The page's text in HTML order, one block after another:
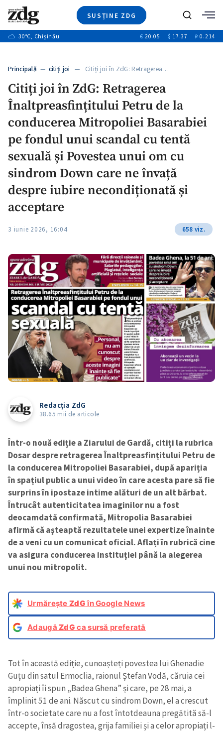
SUSȚINE ZDG
Ştiri
+7
Special
+1
+1
Blog
ZdGust
Caută
30°C, Chișinău € 20.05 $ 17.37 ₽ 0.214
Principală — citiți joi — Citiți joi în ZdG: Retragerea…
Citiți joi în ZdG: Retragerea
Înaltpreasfințitului Petru de la
conducerea Mitropoliei Basarabiei
pe fondul unui scandal cu tentă
sexuală și Povestea unui om cu
sindrom Down care ne învață
despre iubire necondiționată și
acceptare
3 iunie 2026, 16:04 658 viz.
Redacția ZdG
38.65 mii de articole
Într-o nouă ediție a Ziarului de Gardă, citiți la rubrica
Dosar despre retragerea Înaltpreasfințitului Petru de
la conducerea Mitropoliei Basarabiei, după apariția
în spațiul public a unui video în care acesta pare să fie
surprins în ipostaze intime alături de un alt bărbat.
Întrucât autenticitatea imaginilor nu a fost
deocamdată confirmată, Mitropolia Basarabiei
afirmă că așteaptă rezultatele unei expertize înainte
de a veni cu un comunicat oficial. Aflați în rubrică cine
va asigura conducerea instituției până la alegerea
unui nou mitropolit.
Urmărește ZdGîn Google News
AdaugăZdG ca sursă preferată
Tot în această ediție, cunoașteți povestea lui Ghenadie
Guțu din satul Ermoclia, raionul Ștefan Vodă, căruia cei
apropiați îi spun „Badea Ghena” și care, pe 28 mai, a
împlinit 51 de ani. Născut cu sindrom Down, el a crescut
într-o societate care nu a fost întotdeauna pregătită să-l
accepte, însă dragostea, grija familiei și a celor apropiați l-